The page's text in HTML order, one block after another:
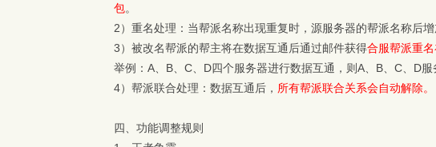
包。
2） 重名处理：当帮派名称出现重复时，源服务器的帮派名称后增
3） 被改名帮派的帮主将在数据互通后通过邮件获得合服帮派重
举例：A、B、C、D四个服务器进行数据互通，则A、B、C、D服
4）帮派联合处理：数据互通后， 所有帮派联合关系会自动解除。
四、 功能调整规则